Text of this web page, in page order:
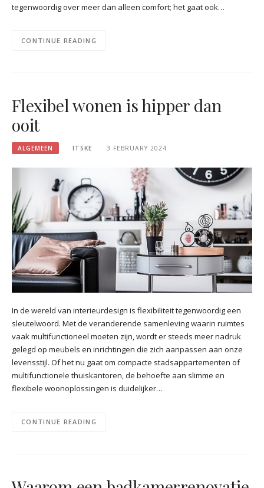
tegenwoordig over meer dan alleen comfort; het gaat ook…
CONTINUE READING
Flexibel wonen is hipper dan
ooit
ALGEMEEN ITSKE 3 FEBRUARY 2024
In de wereld van interieurdesign is flexibiliteit tegenwoordig een
sleutelwoord. Met de veranderende samenleving waarin ruimtes
vaak multifunctioneel moeten zijn, wordt er steeds meer nadruk
gelegd op meubels en inrichtingen die zich aanpassen aan onze
levensstijl. Of het nu gaat om compacte stadsappartementen of
multifunctionele thuiskantoren, de behoefte aan slimme en
flexibele woonoplossingen is duidelijker…
CONTINUE READING